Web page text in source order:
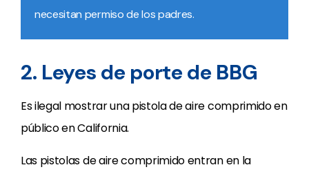
necesitan permiso de los padres.
2. Leyes de porte de BBG
Es ilegal mostrar una pistola de aire comprimido en
público en California.
Las pistolas de aire comprimido entran en la